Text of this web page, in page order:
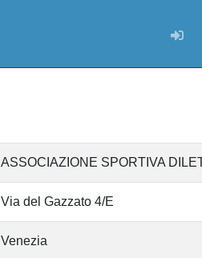
ASSOCIAZIONE SPORTIVA
Via del Gazzato 4/E
Venezia